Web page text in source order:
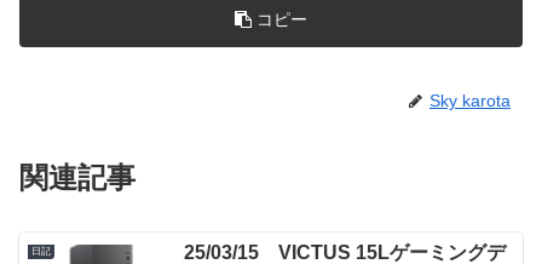
コピー
Sky karota
関連記事
日記
25/03/15 VICTUS 15Lゲーミングデ